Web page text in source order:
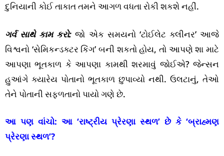
દુનિયાની કોઈ તાકાત તમને આગળ વધતા રોકી શકશે નહીં.
ગર્વ સાથે કામ કરો: જો એક સમયનો ‘ટોઈલેટ ક્લીનર’ આજે
વિશ્વનો ‘સેમિકન્ડક્ટર કિંગ’ બની શકતો હોય, તો આપણે શા માટે
આપણા ભૂતકાળ કે આપણા કામથી શરમાવું જોઈએ? જેન્સન
હુઆંગે ક્યારેય પોતાનો ભૂતકાળ છુપાવ્યો નથી. ઉલટાનું, તેઓ
તેને પોતાની સફળતાનો પાયો ગણે છે.
આ પણ વાંચો: આ ‘રાષ્ટ્રીય પ્રેરણા સ્થળ’ છે કે ‘બ્રાહ્મણ
પ્રેરણા સ્થળ’?